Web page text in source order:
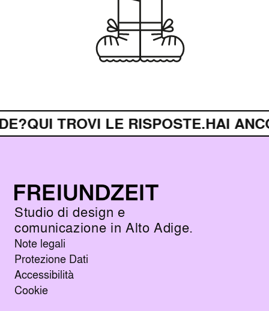
TROVI LE RISPOSTE.HAI
Studio di design e
comunicazione in Alto Adige.
Note legali
Protezione Dati
Accessibilità
Cookie